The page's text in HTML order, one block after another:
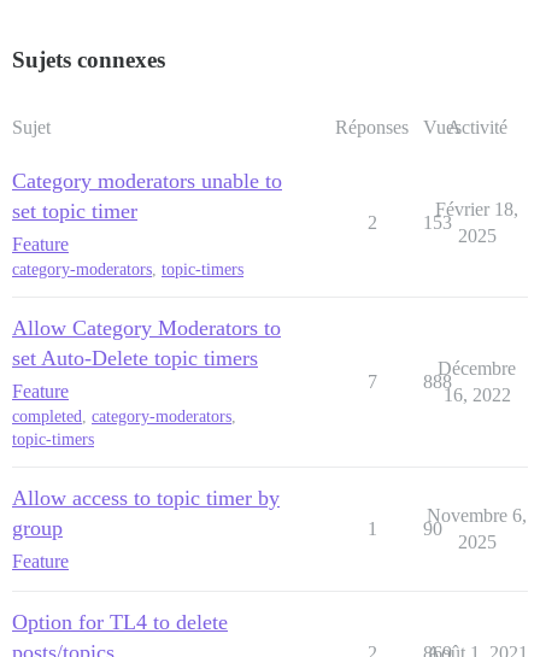
Sujets connexes
Sujet Réponses VuesActivité
Category moderators unable to
set topic timer
Feature
category-moderators topic-timers
2 153
Février 18,
2025
Allow Category Moderators to
set Auto-Delete topic timers
Feature
completed category-moderators
topic-timers
7 888
Décembre
16, 2022
Allow access to topic timer by
group
Feature
1 90
Novembre 6,
2025
Option for TL4 to delete
posts/topics
2 869
Août 1, 2021